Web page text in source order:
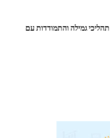
גמילה והתמודדות עם